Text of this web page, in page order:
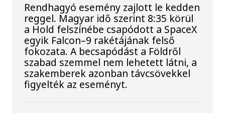
Rendhagyó esemény zajlott le kedden
reggel. Magyar idő szerint 8:35 körül
a Hold felszínébe csapódott a SpaceX
egyik Falcon–9 rakétájának felső
fokozata. A becsapódást a Földről
szabad szemmel nem lehetett látni, a
szakemberek azonban távcsövekkel
figyelték az eseményt.